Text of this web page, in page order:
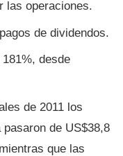
las operaciones.
de dividendos.
desde
de 2011 los
de US$38,8
que las